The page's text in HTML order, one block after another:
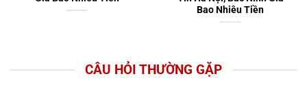
Bao Nhiêu Tiền
CÂU HỎI THƯỜNG GẶP